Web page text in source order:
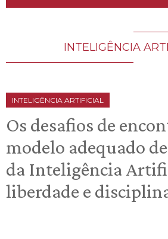
INTELIGÊNCIA
INTELIGÊNCIA ARTIFICIAL
Os desafios de
modelo adequado
da Inteligência
liberdade e